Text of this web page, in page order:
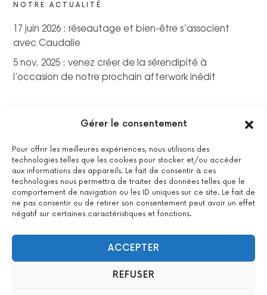
Gérer le consentement
Pour offrir les meilleures expériences, nous utilisons des
technologies telles que les cookies pour stocker et/ou accéder
aux informations des appareils. Le fait de consentir à ces
technologies nous permettra de traiter des données telles que le
comportement de navigation ou les ID uniques sur ce site. Le fait de
ne pas consentir ou de retirer son consentement peut avoir un effet
négatif sur certaines caractéristiques et fonctions.
ACCEPTER
REFUSER
NOTRE ACTUALITÉ
17 juin 2026 : réseautage et bien-être s’associent
avec Caudalie
5 nov. 2025 : venez créer de la sérendipité à
l’occasion de notre prochain afterwork inédit
La certification qualité a été délivrée au titre de la catégorie
suivante : actions de formations.Voir le certificat